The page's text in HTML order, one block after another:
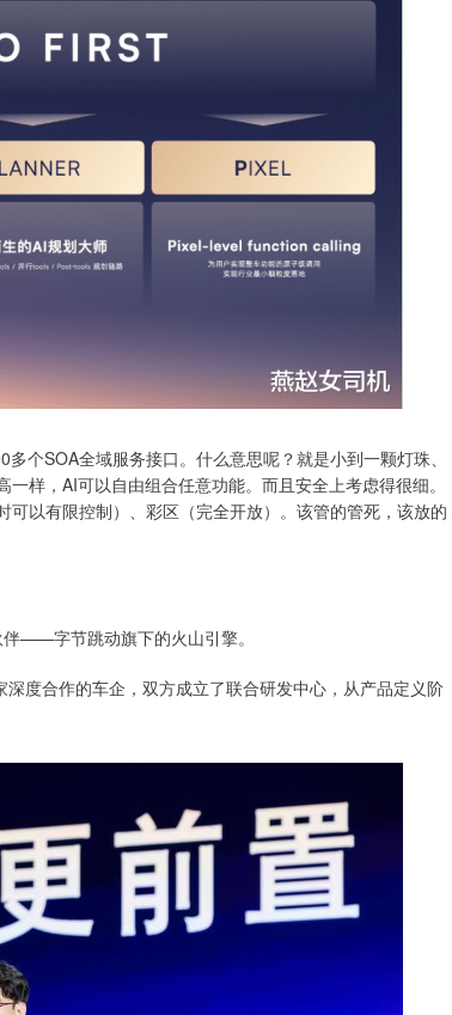
个SOA全域服务接口。什么意思呢？就是小到一颗灯珠、
样，AI可以自由组合任意功能。而且安全上考虑得很细。
以有限控制）、彩区（完全开放）。该管的管死，该放的
伴——字节跳动旗下的火山引擎。
度合作的车企，双方成立了联合研发中心，从产品定义阶